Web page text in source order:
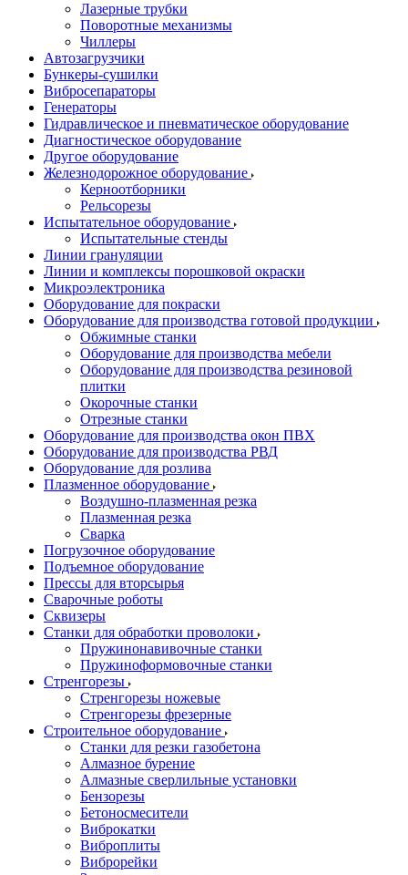
Лазерные трубки
Поворотные механизмы
Чиллеры
Автозагрузчики
Бункеры-сушилки
Вибросепараторы
Генераторы
Гидравлическое и пневматическое оборудование
Диагностическое оборудование
Другое оборудование
Железнодорожное оборудование
Керноотборники
Рельсорезы
Испытательное оборудование
Испытательные стенды
Линии грануляции
Линии и комплексы порошковой окраски
Микроэлектроника
Оборудование для покраски
Оборудование для производства готовой продукции
Обжимные станки
Оборудование для производства мебели
Оборудование для производства резиновой
плитки
Окорочные станки
Отрезные станки
Оборудование для производства окон ПВХ
Оборудование для производства РВД
Оборудование для розлива
Плазменное оборудование
Воздушно-плазменная резка
Плазменная резка
Сварка
Погрузочное оборудование
Подъемное оборудование
Прессы для вторсырья
Сварочные роботы
Сквизеры
Станки для обработки проволоки
Пружинонавивочные станки
Пружиноформовочные станки
Стренгорезы
Стренгорезы ножевые
Стренгорезы фрезерные
Строительное оборудование
Станки для резки газобетона
Алмазное бурение
Алмазные сверлильные установки
Бензорезы
Бетоносмесители
Виброкатки
Виброплиты
Виброрейки